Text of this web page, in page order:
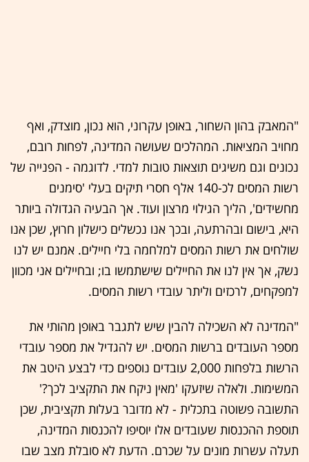
"המאבק בהון השחור, באופן עקרוני, הוא נכון, מוצדק, ואף
מחויב המציאות. המהלכים שעושה המדינה, לפחות רובם,
נכונים וגם משיגים תוצאות טובות למדי. לדוגמה - הפנייה של
רשות המסים לכ-140 אלף חסרי תיקים בעלי 'סימנים
מחשידים', הליך הגילוי מרצון ועוד. אך הבעיה הגדולה ביותר
היא, בישום ובהרתעה, ובכך אנו נכשלים כישלון חרוץ, שכן אנו
שולחים את רשות המסים למלחמה בלי חיילים. אמנם יש לנו
נשק, אך אין לנו את החיילים שישתמשו בו; ובחיילים אני מכוון
למפקחים, לרכזים וליתר עובדי רשות המסים.
"המדינה לא השכילה להבין שיש לתגבר באופן מהותי את
מספר העובדים ברשות המסים. יש להגדיל את מספר עובדי
הרשות בלפחות 2,000 עובדים נוספים כדי לבצע היטב את
המשימות. ולאלה שיזעקו 'מאין ניקח את התקציב לכך?'
התשובה פשוטה בתכלית - לא מדובר בעלות תקציבית, שכן
תוספת ההכנסות שעובדים אלו יוסיפו להכנסות המדינה,
תעלה עשרות מונים על שכרם. הדעת לא סובלת מצב שבו